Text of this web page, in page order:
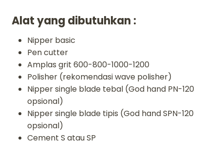
Alat yang dibutuhkan :
Nipper basic
Pen cutter
Amplas grit 600-800-1000-1200
Polisher (rekomendasi wave polisher)
Nipper single blade tebal (God hand PN-120
opsional)
Nipper single blade tipis (God hand SPN-120
opsional)
Cement S atau SP